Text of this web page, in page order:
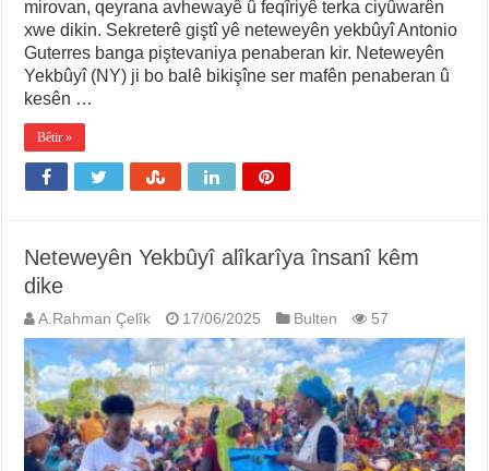
mirovan, qeyrana avhewayê û feqîriyê terka ciyûwarên
xwe dikin. Sekreterê giştî yê neteweyên yekbûyî Antonio
Guterres banga piştevaniya penaberan kir. Neteweyên
Yekbûyî (NY) ji bo balê bikişîne ser mafên penaberan û
kesên …
Bêtir »
Neteweyên Yekbûyî alîkarîya însanî kêm
dike
A.Rahman Çelîk 17/06/2025 Bulten 57